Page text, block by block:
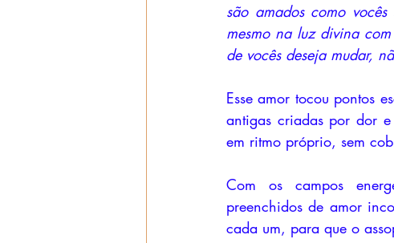
são amados como
mesmo na luz divina
de vocês deseja mudar,
Esse amor tocou pontos
antigas criadas por dor
em ritmo próprio, sem
Com os campos
preenchidos de amor
cada um, para que o